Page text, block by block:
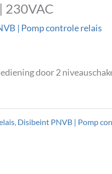
230VAC
| Pomp controle relais
door 2
, Disibeint PNVB | Pomp